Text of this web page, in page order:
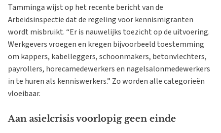
Tamminga wijst op het recente bericht van de
Arbeidsinspectie dat de regeling voor kennismigranten
wordt misbruikt. “Er is nauwelijks toezicht op de uitvoering.
Werkgevers vroegen en kregen bijvoorbeeld toestemming
om kappers, kabelleggers, schoonmakers, betonvlechters,
payrollers, horecamedewerkers en nagelsalonmedewerkers
in te huren als kenniswerkers.” Zo worden alle categorieën
vloeibaar.
Aan asielcrisis voorlopig geen einde